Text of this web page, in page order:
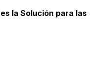
la Solución para las